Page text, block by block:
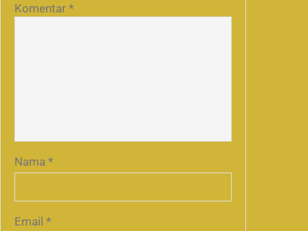
Komentar *
Nama *
Email *